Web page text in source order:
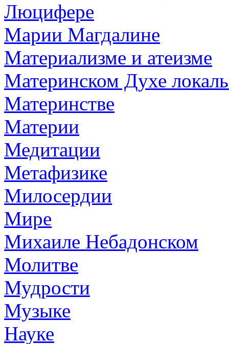
Люцифере
Марии Магдалине
Материализме и атеизме
Материнском Духе
Материнстве
Материи
Медитации
Метафизике
Милосердии
Мире
Михаиле Небадонском
Молитве
Мудрости
Музыке
Науке